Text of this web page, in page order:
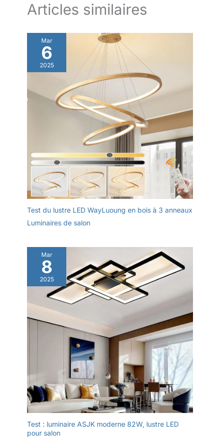
Articles similaires
Mar
6
2025
Test du lustre LED WayLuoung en bois à 3 anneaux
Luminaires de salon
Mar
8
2025
Test : luminaire ASJK moderne 82W, lustre LED
pour salon